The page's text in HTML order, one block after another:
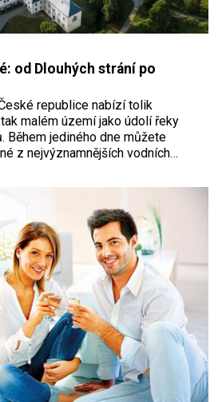
od Dlouhých strání po
republice nabízí tolik
malém území jako údolí řeky
Během jediného dne můžete
z nejvýznamnějších vodních
poznáváním památek ve Velkých